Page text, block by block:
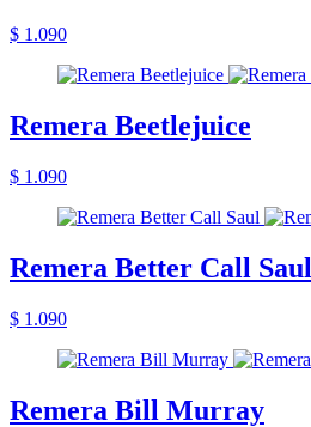
$ 1.090
Remera Beetlejuice
$ 1.090
Remera Better Call Saul
$ 1.090
Remera Bill Murray